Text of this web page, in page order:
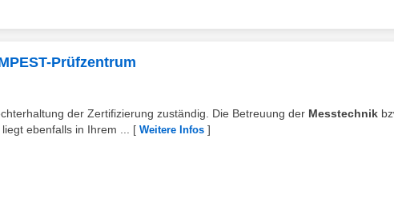
Prüfzentrum
der Zertifizierung zuständig. Die Betreuung der Messtechnik
ebenfalls in Ihrem ...
[ Weitere Infos ]